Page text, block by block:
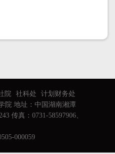
院 社科处
计划财务处
院 地址：中国湖南湘潭
传真：0731-58597906、
000059